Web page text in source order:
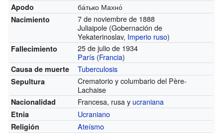
Apodo ба́тько Махно́
Nacimiento
7 de noviembre de 1888
Juliaipole (Gobernación de
Yekaterinoslav, Imperio ruso)
Fallecimiento
25 de julio de 1934
París (Francia)
Causa de muerte Tuberculosis
Sepultura
Crematorio y columbario del Père-
Lachaise
Nacionalidad Francesa, rusa y ucraniana
Etnia Ucraniano
Religión Ateísmo